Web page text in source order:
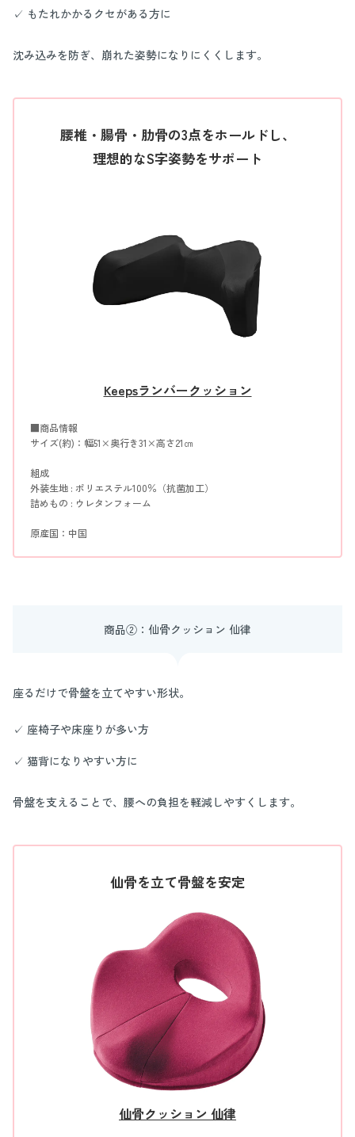
✓ もたれかかるクセがある方に
沈み込みを防ぎ、崩れた姿勢になりにくくします。
腰椎・腸骨・肋骨の3点をホールドし、
理想的なS字姿勢をサポート
Keepsランバークッション
■商品情報
サイズ(約)：幅51×奥行き31×高さ21㎝
組成
外装生地 : ポリエステル100％（抗菌加工）
詰めもの : ウレタンフォーム
原産国：中国
商品②：仙骨クッション 仙律
座るだけで骨盤を立てやすい形状。
✓ 座椅子や床座りが多い方
✓ 猫背になりやすい方に
骨盤を支えることで、腰への負担を軽減しやすくします。
仙骨を立て骨盤を安定
仙骨クッション 仙律